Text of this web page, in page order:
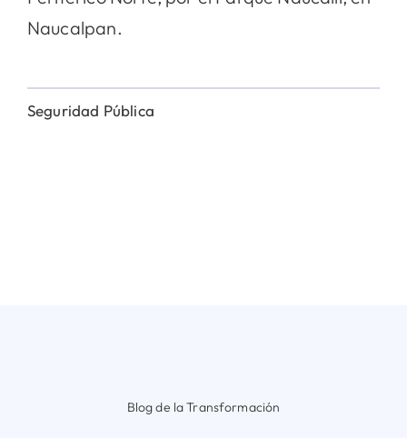
Naucalpan.
Seguridad Pública
Blog de la Transformación